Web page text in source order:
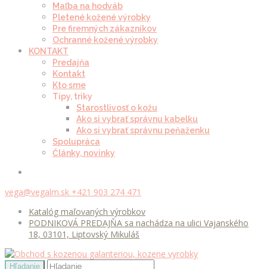
Maľba na hodváb
Pletené kožené výrobky
Pre firemných zákazníkov
Ochranné kožené výrobky
KONTAKT
Predajňa
Kontakt
Kto sme
Tipy, triky
Starostlivosť o kožu
Ako si vybrať správnu kabelku
Ako si vybrať správnu peňaženku
Spolupráca
Články, novinky
vega@vegalm.sk +421 903 274 471
Katalóg maľovaných výrobkov
PODNIKOVÁ PREDAJŇA sa nachádza na ulici Vajanského
18, 03101, Liptovský Mikuláš